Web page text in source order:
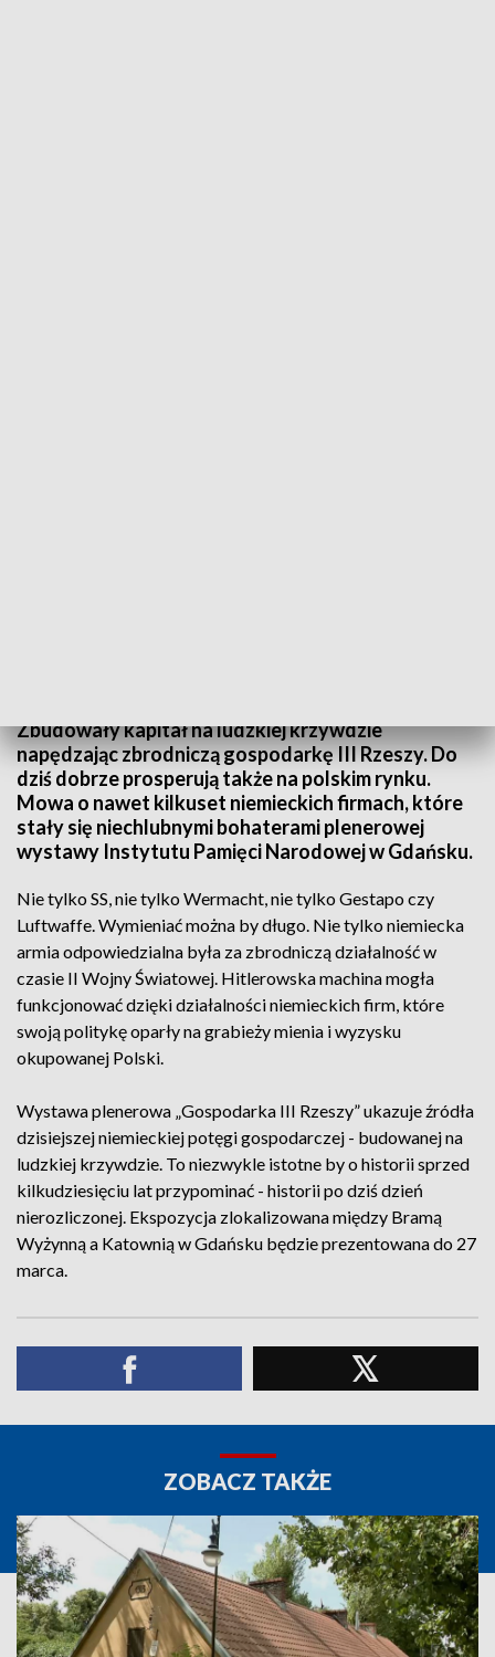
Zbudowały kapitał na ludzkiej krzywdzie
napędzając zbrodniczą gospodarkę III Rzeszy. Do
dziś dobrze prosperują także na polskim rynku.
Mowa o nawet kilkuset niemieckich firmach, które
stały się niechlubnymi bohaterami plenerowej
wystawy Instytutu Pamięci Narodowej w Gdańsku.
Nie tylko SS, nie tylko Wermacht, nie tylko Gestapo czy
Luftwaffe. Wymieniać można by długo. Nie tylko niemiecka
armia odpowiedzialna była za zbrodniczą działalność w
czasie II Wojny Światowej. Hitlerowska machina mogła
funkcjonować dzięki działalności niemieckich firm, które
swoją politykę oparły na grabieży mienia i wyzysku
okupowanej Polski.
Wystawa plenerowa „Gospodarka III Rzeszy” ukazuje źródła
dzisiejszej niemieckiej potęgi gospodarczej - budowanej na
ludzkiej krzywdzie. To niezwykle istotne by o historii sprzed
kilkudziesięciu lat przypominać - historii po dziś dzień
nierozliczonej. Ekspozycja zlokalizowana między Bramą
Wyżynną a Katownią w Gdańsku będzie prezentowana do 27
marca.
ZOBACZ TAKŻE